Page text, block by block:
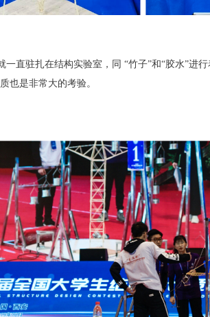
直驻扎在结构实验室，同 “竹子”和“胶水”进
也是非常大的考验。